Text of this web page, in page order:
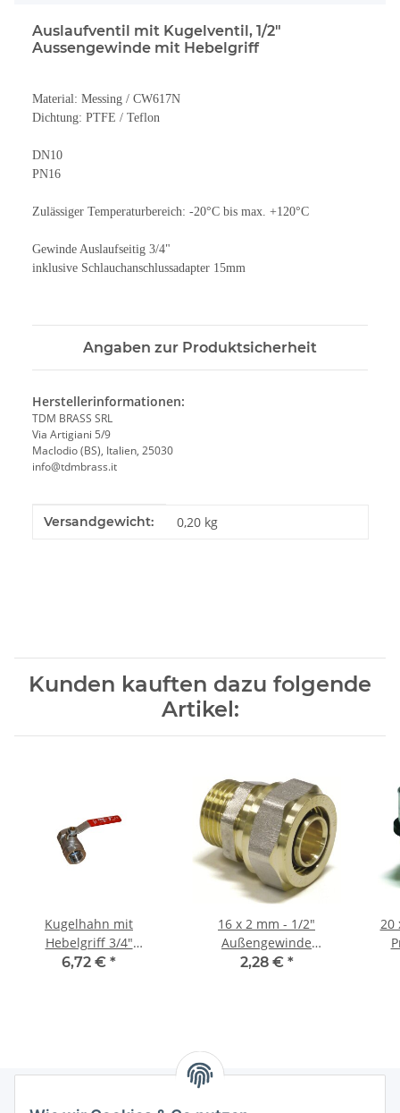
Auslaufventil mit Kugelventil, 1/2"
Aussengewinde mit Hebelgriff
Material: Messing / CW617N
Dichtung: PTFE / Teflon
DN10
PN16
Zulässiger Temperaturbereich: -20°C bis max. +120°C
Gewinde Auslaufseitig 3/4"
inklusive Schlauchanschlussadapter 15mm
Angaben zur Produktsicherheit
Herstellerinformationen:
TDM BRASS SRL
Via Artigiani 5/9
Maclodio (BS), Italien, 25030
info@tdmbrass.it
Produkteigenschaft
Wert
Versandgewicht: 0,20 kg
Kunden kauften dazu folgende
Artikel:
Kugelhahn mit
Hebelgriff 3/4"
Innengewinde
6,72 € *
16 x 2 mm - 1/2"
Außengewinde
Klemmringverschraubung
2,28 € *
20